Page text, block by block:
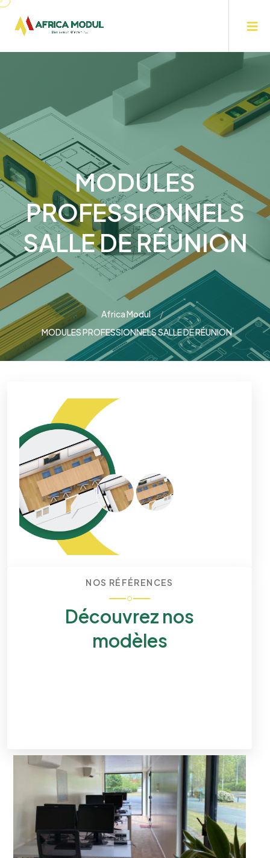
MODULES
PROFESSIONNELS
SALLE DE RÉUNION
Africa Modul
MODULES PROFESSIONNELS SALLE DE RÉUNION
NOS RÉFÉRENCES
Découvrez nos
modèles